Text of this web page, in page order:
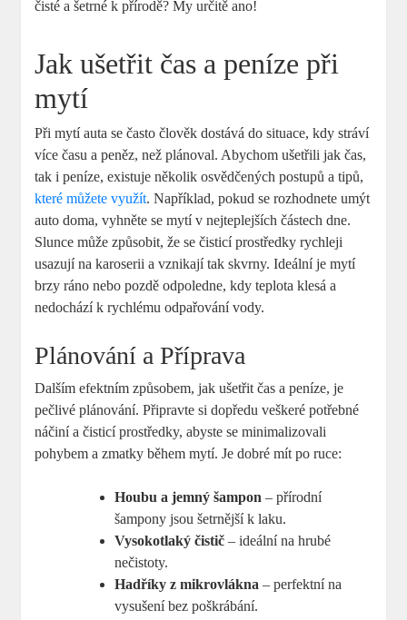
čisté a šetrné k přírodě? My určitě ano!
Jak ušetřit čas a peníze při
mytí
Při mytí auta se často člověk dostává do situace, kdy stráví
více času a peněz, než plánoval. Abychom ušetřili jak čas,
tak i peníze, existuje několik osvědčených postupů a tipů,
které můžete využít. Například, pokud se rozhodnete umýt
auto doma, vyhněte se mytí v nejteplejších částech dne.
Slunce může způsobit, že se čisticí prostředky rychleji
usazují na karoserii a vznikají tak skvrny. Ideální je mytí
brzy ráno nebo pozdě odpoledne, kdy teplota klesá a
nedochází k rychlému odpařování vody.
Plánování a Příprava
Dalším efektním způsobem, jak ušetřit čas a peníze, je
pečlivé plánování. Připravte si dopředu veškeré potřebné
náčiní a čisticí prostředky, abyste se minimalizovali
pohybem a zmatky během mytí. Je dobré mít po ruce:
Houbu a jemný šampon – přírodní
šampony jsou šetrnější k laku.
Vysokotlaký čistič – ideální na hrubé
nečistoty.
Hadříky z mikrovlákna – perfektní na
vysušení bez poškrábání.